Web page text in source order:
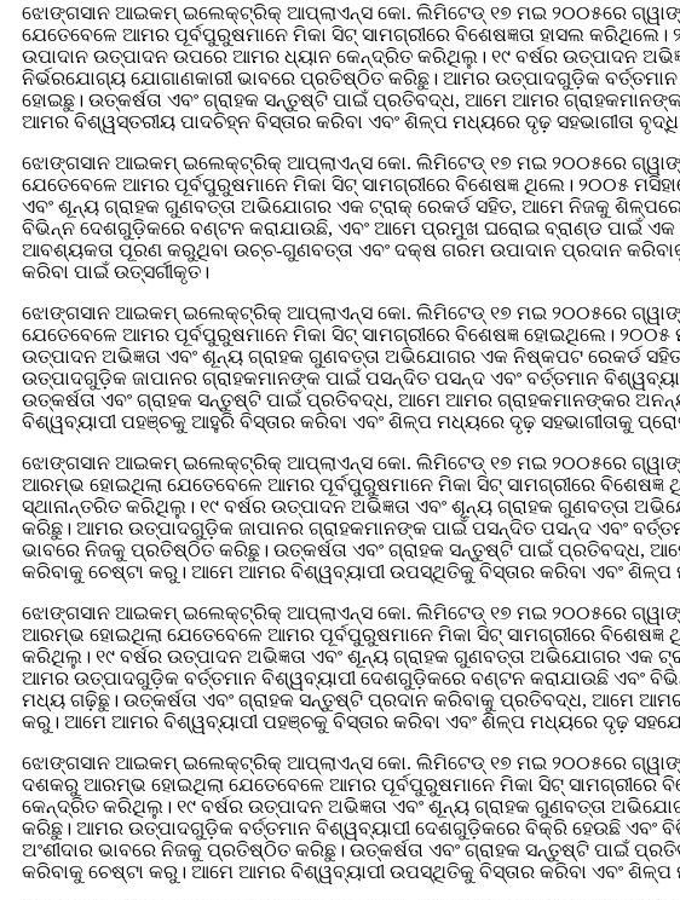
ଝୋଙ୍ଗସାନ ଆଇକମ୍ ଇଲେକ୍ଟ୍ରିକ୍ ଆପ୍ଲାଏନ୍ସ କୋ. ଲିମିଟେଡ୍ ୧୭ ମଇ ୨୦୦୫ରେ
ଯେତେବେଳେ ଆମର ପୂର୍ବପୁରୁଷମାନେ ମିକା ସିଟ୍ ସାମଗ୍ରୀରେ ବିଶେଷଜ୍ଞତା ହାସଲ
ଉପାଦାନ ଉତ୍ପାଦନ ଉପରେ ଆମର ଧ୍ୟାନ କେନ୍ଦ୍ରିତ କରିଥିଲୁ। ୧୯ ବର୍ଷର ଉତ୍ପାଦନ
ନିର୍ଭରଯୋଗ୍ୟ ଯୋଗାଣକାରୀ ଭାବରେ ପ୍ରତିଷ୍ଠିତ କରିଛୁ। ଆମର ଉତ୍ପାଦଗୁଡ଼ିକ
ହୋଇଛୁ। ଉତ୍କର୍ଷତା ଏବଂ ଗ୍ରାହକ ସନ୍ତୁଷ୍ଟି ପାଇଁ ପ୍ରତିବଦ୍ଧ, ଆମେ ଆମର
ଆମର ବିଶ୍ୱସ୍ତରୀୟ ପାଦଚିହ୍ନ ବିସ୍ତାର କରିବା ଏବଂ ଶିଳ୍ପ ମଧ୍ୟରେ ଦୃଢ଼ ସହଭାଗୀତା ବୃଦ୍ଧି
ଝୋଙ୍ଗସାନ ଆଇକମ୍ ଇଲେକ୍ଟ୍ରିକ୍ ଆପ୍ଲାଏନ୍ସ କୋ. ଲିମିଟେଡ୍ ୧୭ ମଇ ୨୦୦୫ରେ
ଯେତେବେଳେ ଆମର ପୂର୍ବପୁରୁଷମାନେ ମିକା ସିଟ୍ ସାମଗ୍ରୀରେ ବିଶେଷଜ୍ଞ ଥିଲେ। ୨୦୦୫
ଏବଂ ଶୂନ୍ୟ ଗ୍ରାହକ ଗୁଣବତ୍ତା ଅଭିଯୋଗର ଏକ ଟ୍ରାକ୍ ରେକର୍ଡ ସହିତ, ଆମେ ନିଜକୁ
ବିଭିନ୍ନ ଦେଶଗୁଡ଼ିକରେ ବଣ୍ଟନ କରାଯାଉଛି, ଏବଂ ଆମେ ପ୍ରମୁଖ ଘରୋଇ ବ୍ରାଣ୍ଡ ପାଇଁ ଏକ
ଆବଶ୍ୟକତା ପୂରଣ କରୁଥିବା ଉଚ୍ଚ-ଗୁଣବତ୍ତା ଏବଂ ଦକ୍ଷ ଗରମ ଉପାଦାନ ପ୍ରଦାନ
କରିବା ପାଇଁ ଉତ୍ସର୍ଗୀକୃତ।
ଝୋଙ୍ଗସାନ ଆଇକମ୍ ଇଲେକ୍ଟ୍ରିକ୍ ଆପ୍ଲାଏନ୍ସ କୋ. ଲିମିଟେଡ୍ ୧୭ ମଇ ୨୦୦୫ରେ
ଯେତେବେଳେ ଆମର ପୂର୍ବପୁରୁଷମାନେ ମିକା ସିଟ୍ ସାମଗ୍ରୀରେ ବିଶେଷଜ୍ଞ ହୋଇଥିଲେ।
ଉତ୍ପାଦନ ଅଭିଜ୍ଞତା ଏବଂ ଶୂନ୍ୟ ଗ୍ରାହକ ଗୁଣବତ୍ତା ଅଭିଯୋଗର ଏକ ନିଷ୍କପଟ ରେକର୍ଡ
ଉତ୍ପାଦଗୁଡ଼ିକ ଜାପାନର ଗ୍ରାହକମାନଙ୍କ ପାଇଁ ପସନ୍ଦିତ ପସନ୍ଦ ଏବଂ ବର୍ତ୍ତମାନ
ଉତ୍କର୍ଷତା ଏବଂ ଗ୍ରାହକ ସନ୍ତୁଷ୍ଟି ପାଇଁ ପ୍ରତିବଦ୍ଧ, ଆମେ ଆମର ଗ୍ରାହକମାନଙ୍କର
ବିଶ୍ୱବ୍ୟାପୀ ପହଞ୍ଚକୁ ଆହୁରି ବିସ୍ତାର କରିବା ଏବଂ ଶିଳ୍ପ ମଧ୍ୟରେ ଦୃଢ଼ ସହଭାଗୀତାକୁ
ଝୋଙ୍ଗସାନ ଆଇକମ୍ ଇଲେକ୍ଟ୍ରିକ୍ ଆପ୍ଲାଏନ୍ସ କୋ. ଲିମିଟେଡ୍ ୧୭ ମଇ ୨୦୦୫ରେ
ଆରମ୍ଭ ହୋଇଥିଲା ଯେତେବେଳେ ଆମର ପୂର୍ବପୁରୁଷମାନେ ମିକା ସିଟ୍ ସାମଗ୍ରୀରେ
ସ୍ଥାନାନ୍ତରିତ କରିଥିଲୁ। ୧୯ ବର୍ଷର ଉତ୍ପାଦନ ଅଭିଜ୍ଞତା ଏବଂ ଶୂନ୍ୟ ଗ୍ରାହକ ଗୁଣବତ୍ତା
କରିଛୁ। ଆମର ଉତ୍ପାଦଗୁଡ଼ିକ ଜାପାନର ଗ୍ରାହକମାନଙ୍କ ପାଇଁ ପସନ୍ଦିତ ପସନ୍ଦ ଏବଂ
ଭାବରେ ନିଜକୁ ପ୍ରତିଷ୍ଠିତ କରିଛୁ। ଉତ୍କର୍ଷତା ଏବଂ ଗ୍ରାହକ ସନ୍ତୁଷ୍ଟି ପାଇଁ ପ୍ରତିବଦ୍ଧ,
କରିବାକୁ ଚେଷ୍ଟା କରୁ। ଆମେ ଆମର ବିଶ୍ୱବ୍ୟାପୀ ଉପସ୍ଥିତିକୁ ବିସ୍ତାର କରିବା ଏବଂ ଶିଳ୍ପ
ଝୋଙ୍ଗସାନ ଆଇକମ୍ ଇଲେକ୍ଟ୍ରିକ୍ ଆପ୍ଲାଏନ୍ସ କୋ. ଲିମିଟେଡ୍ ୧୭ ମଇ ୨୦୦୫ରେ
ଆରମ୍ଭ ହୋଇଥିଲା ଯେତେବେଳେ ଆମର ପୂର୍ବପୁରୁଷମାନେ ମିକା ସିଟ୍ ସାମଗ୍ରୀରେ
କରିଥିଲୁ। ୧୯ ବର୍ଷର ଉତ୍ପାଦନ ଅଭିଜ୍ଞତା ଏବଂ ଶୂନ୍ୟ ଗ୍ରାହକ ଗୁଣବତ୍ତା ଅଭିଯୋଗର ଏକ
ଆମର ଉତ୍ପାଦଗୁଡ଼ିକ ବର୍ତ୍ତମାନ ବିଶ୍ୱବ୍ୟାପୀ ଦେଶଗୁଡ଼ିକରେ ବଣ୍ଟନ କରାଯାଉଛି ଏବଂ
ମଧ୍ୟ ଗଢ଼ିଛୁ। ଉତ୍କର୍ଷତା ଏବଂ ଗ୍ରାହକ ସନ୍ତୁଷ୍ଟି ପ୍ରଦାନ କରିବାକୁ ପ୍ରତିବଦ୍ଧ, ଆମେ
କରୁ। ଆମେ ଆମର ବିଶ୍ୱବ୍ୟାପୀ ପହଞ୍ଚକୁ ବିସ୍ତାର କରିବା ଏବଂ ଶିଳ୍ପ ମଧ୍ୟରେ ଦୃଢ଼
ଝୋଙ୍ଗସାନ ଆଇକମ୍ ଇଲେକ୍ଟ୍ରିକ୍ ଆପ୍ଲାଏନ୍ସ କୋ. ଲିମିଟେଡ୍ ୧୭ ମଇ ୨୦୦୫ରେ
ଦଶକରୁ ଆରମ୍ଭ ହୋଇଥିଲା ଯେତେବେଳେ ଆମର ପୂର୍ବପୁରୁଷମାନେ ମିକା ସିଟ୍ ସାମଗ୍ରୀରେ
କେନ୍ଦ୍ରିତ କରିଥିଲୁ। ୧୯ ବର୍ଷର ଉତ୍ପାଦନ ଅଭିଜ୍ଞତା ଏବଂ ଶୂନ୍ୟ ଗ୍ରାହକ ଗୁଣବତ୍ତା
କରିଛୁ। ଆମର ଉତ୍ପାଦଗୁଡ଼ିକ ବର୍ତ୍ତମାନ ବିଶ୍ୱବ୍ୟାପୀ ଦେଶଗୁଡ଼ିକରେ ବିକ୍ରି ହେଉଛି ଏବଂ
ଅଂଶୀଦାର ଭାବରେ ନିଜକୁ ପ୍ରତିଷ୍ଠିତ କରିଛୁ। ଉତ୍କର୍ଷତା ଏବଂ ଗ୍ରାହକ ସନ୍ତୁଷ୍ଟି ପାଇଁ
କରିବାକୁ ଚେଷ୍ଟା କରୁ। ଆମେ ଆମର ବିଶ୍ୱବ୍ୟାପୀ ଉପସ୍ଥିତିକୁ ବିସ୍ତାର କରିବା ଏବଂ ଶିଳ୍ପ